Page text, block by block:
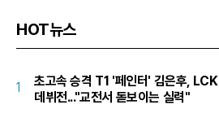
HOT뉴스
1
초고속 승격 T1 '페인터' 김은후, LCK
데뷔전..."교전서 돋보이는 실력"